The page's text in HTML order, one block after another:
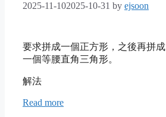
2025-11-102025-10-31 by ejsoon
要求拼成一個正方形，之後再拼成
一個等腰直角三角形。
解法
Read more